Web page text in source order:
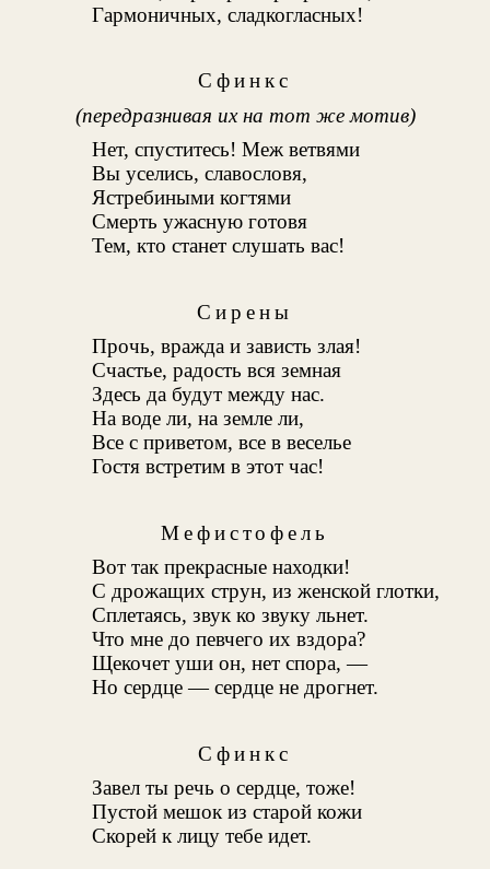
Гармоничных, сладкогласных!
Сфинкс
(передразнивая их на тот же мотив)
Нет, спуститесь! Меж ветвями
Вы уселись, славословя,
Ястребиными когтями
Смерть ужасную готовя
Тем, кто станет слушать вас!
Сирены
Прочь, вражда и зависть злая!
Счастье, радость вся земная
Здесь да будут между нас.
На воде ли, на земле ли,
Все с приветом, все в веселье
Гостя встретим в этот час!
Мефистофель
Вот так прекрасные находки!
С дрожащих струн, из женской глотки,
Сплетаясь, звук ко звуку льнет.
Что мне до певчего их вздора?
Щекочет уши он, нет спора, —
Но сердце — сердце не дрогнет.
Сфинкс
Завел ты речь о сердце, тоже!
Пустой мешок из старой кожи
Скорей к лицу тебе идет.